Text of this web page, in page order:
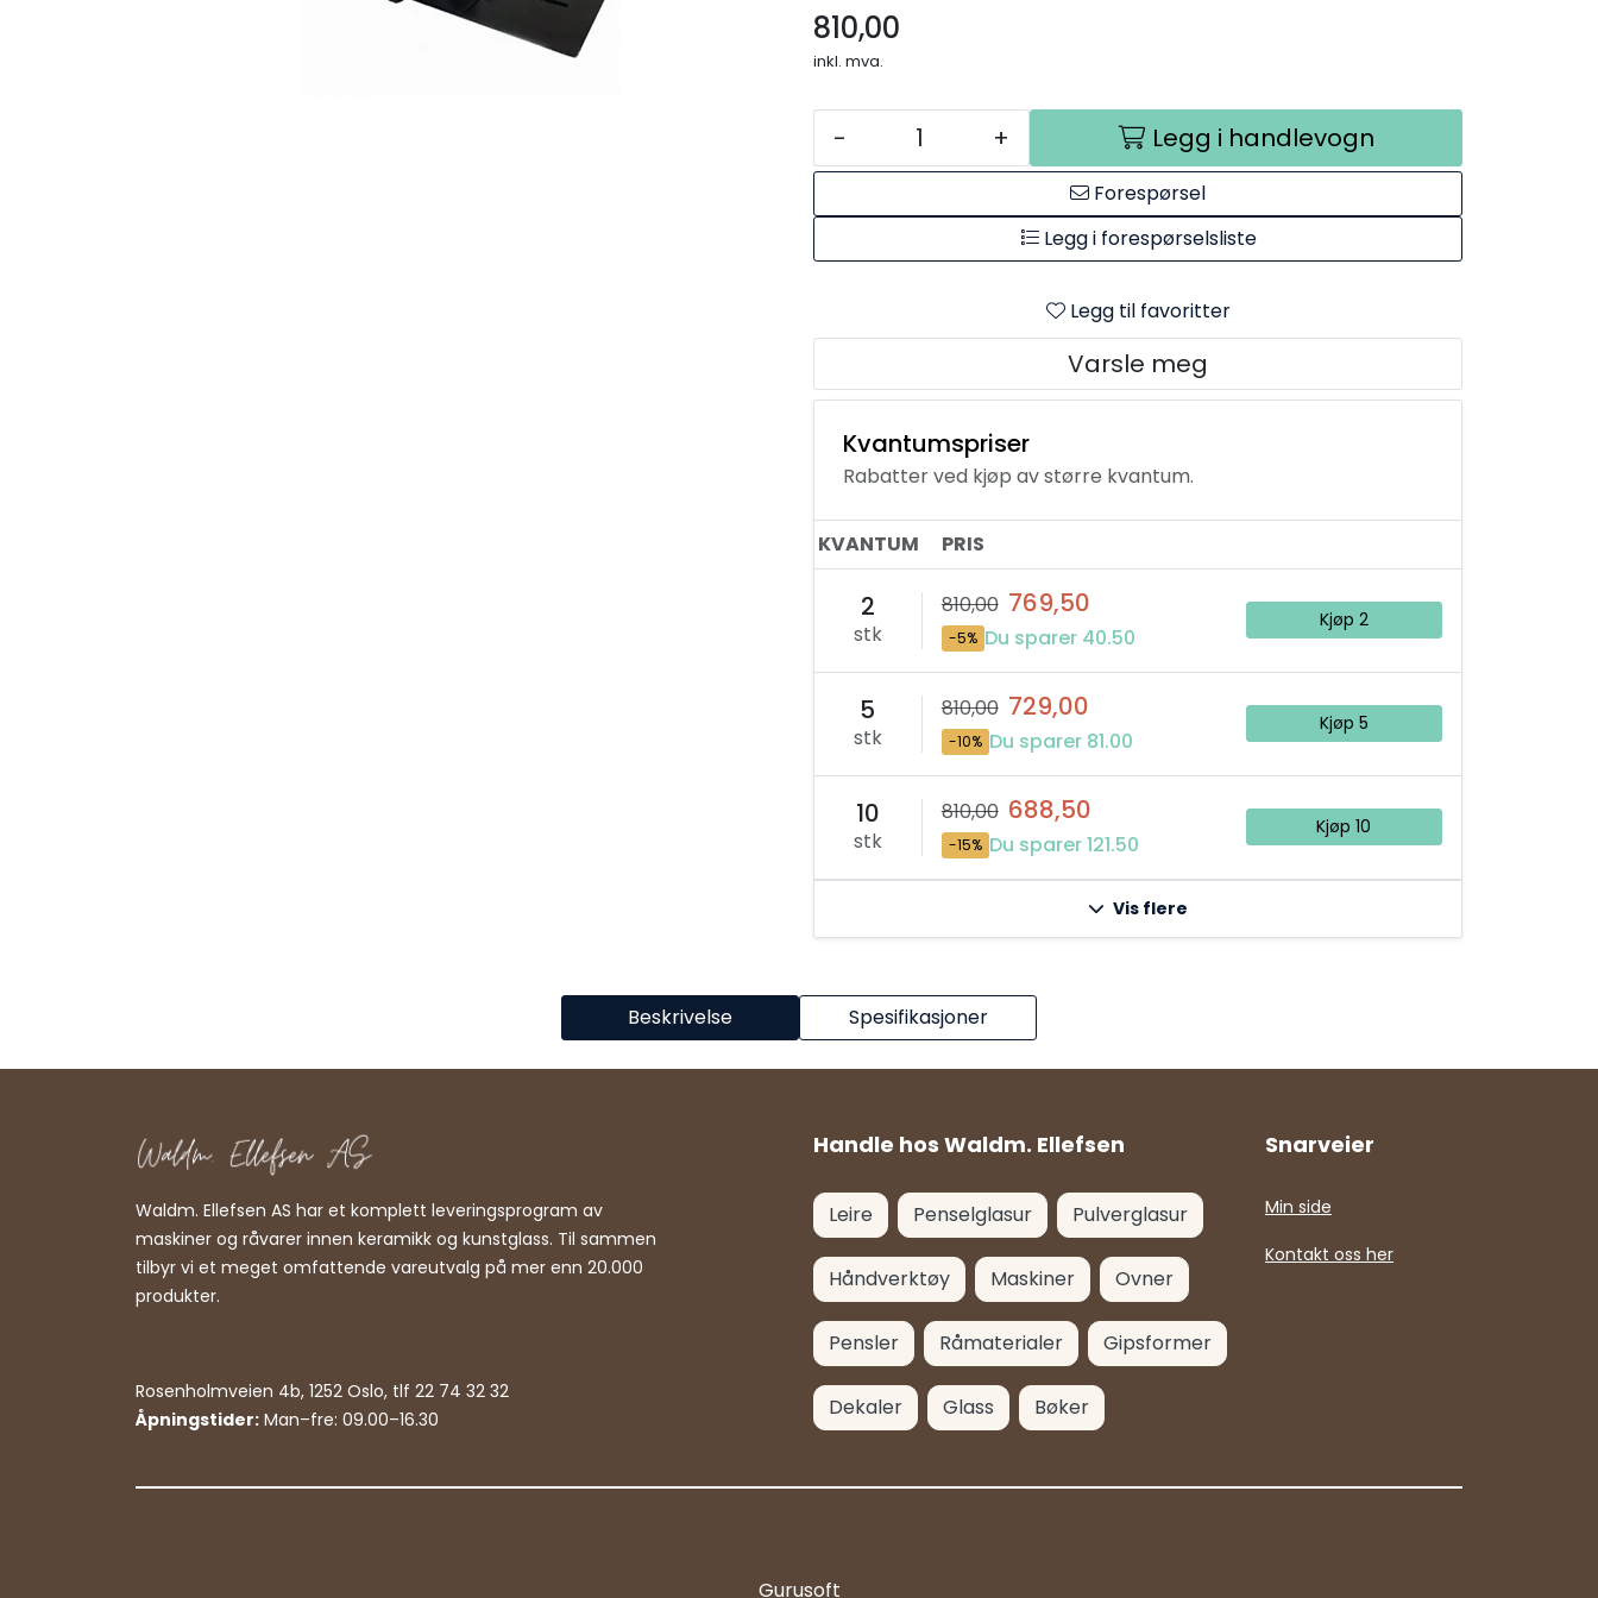
810,00
inkl. mva.
- + Legg i handlevogn
Forespørsel
Legg i forespørselsliste
Legg til favoritter
Varsle meg
Kvantumspriser
Rabatter ved kjøp av større kvantum.
KVANTUM PRIS
2
stk
810,00 769,50
-5% Du sparer 40.50
Kjøp 2
5
stk
810,00 729,00
-10% Du sparer 81.00
Kjøp 5
10
stk
810,00 688,50
-15% Du sparer 121.50
Kjøp 10
Vis flere
Beskrivelse Spesifikasjoner
Handle hos Waldm. Ellefsen
Waldm. Ellefsen AS har et komplett leveringsprogram av
maskiner og råvarer innen keramikk og kunstglass. Til sammen
tilbyr vi et meget omfattende vareutvalg på mer enn 20.000
produkter.
Rosenholmveien 4b, 1252 Oslo, tlf 22 74 32 32
Åpningstider: Man–fre: 09.00–16.30
Leire Penselglasur Pulverglasur
Håndverktøy Maskiner Ovner
Pensler Råmaterialer Gipsformer
Dekaler Glass Bøker
Snarveier
Min side
Kontakt oss her
Gurusoft